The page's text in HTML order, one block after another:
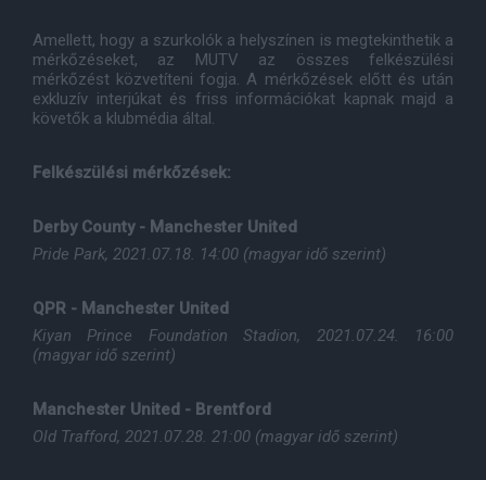
Amellett, hogy a szurkolók a helyszínen is megtekinthetik a
mérkőzéseket, az MUTV az összes felkészülési
mérkőzést közvetíteni fogja. A mérkőzések előtt és után
exkluzív interjúkat és friss információkat kapnak majd a
követők a klubmédia által.
Felkészülési mérkőzések:
Derby County - Manchester United
Pride Park, 2021.07.18. 14:00 (magyar idő szerint)
QPR - Manchester United
Kiyan Prince Foundation Stadion, 2021.07.24. 16:00
(magyar idő szerint)
Manchester United - Brentford
Old Trafford, 2021.07.28. 21:00 (magyar idő szerint)